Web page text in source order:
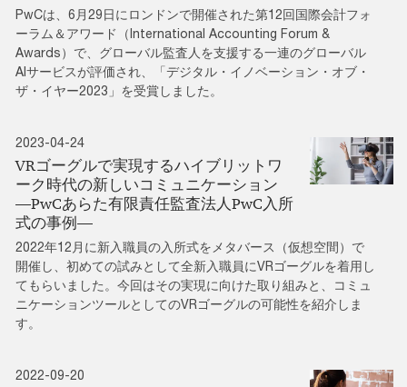
PwCは、6月29日にロンドンで開催された第12回国際会計フォ
ーラム＆アワード（International Accounting Forum &
Awards）で、グローバル監査人を支援する一連のグローバル
AIサービスが評価され、「デジタル・イノベーション・オブ・
ザ・イヤー2023」を受賞しました。
2023-04-24
VRゴーグルで実現するハイブリットワ
ーク時代の新しいコミュニケーション
―PwCあらた有限責任監査法人PwC入所
式の事例―
2022年12月に新入職員の入所式をメタバース（仮想空間）で
開催し、初めての試みとして全新入職員にVRゴーグルを着用し
てもらいました。今回はその実現に向けた取り組みと、コミュ
ニケーションツールとしてのVRゴーグルの可能性を紹介しま
す。
2022-09-20